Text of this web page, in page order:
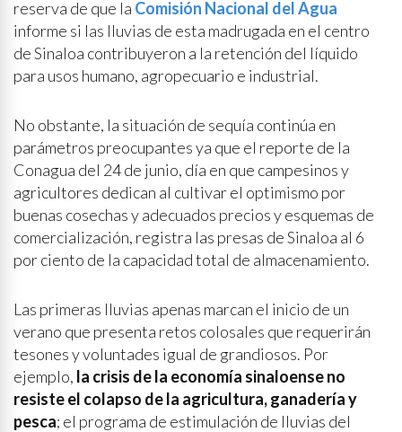
reserva de que la Comisión Nacional del Agua
informe si las lluvias de esta madrugada en el centro
de Sinaloa contribuyeron a la retención del líquido
para usos humano, agropecuario e industrial.
No obstante, la situación de sequía continúa en
parámetros preocupantes ya que el reporte de la
Conagua del 24 de junio, día en que campesinos y
agricultores dedican al cultivar el optimismo por
buenas cosechas y adecuados precios y esquemas de
comercialización, registra las presas de Sinaloa al 6
por ciento de la capacidad total de almacenamiento.
Las primeras lluvias apenas marcan el inicio de un
verano que presenta retos colosales que requerirán
tesones y voluntades igual de grandiosos. Por
ejemplo, la crisis de la economía sinaloense no
resiste el colapso de la agricultura, ganadería y
pesca; el programa de estimulación de lluvias del